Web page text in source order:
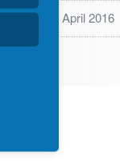
April 2016